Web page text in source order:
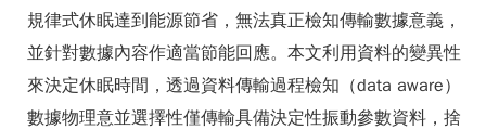
規律式休眠達到能源節省，無法真正檢知傳輸數據意義，
並針對數據內容作適當節能回應。本文利用資料的變異性
來決定休眠時間，透過資料傳輸過程檢知（data aware）
數據物理意並選擇性僅傳輸具備決定性振動參數資料，捨